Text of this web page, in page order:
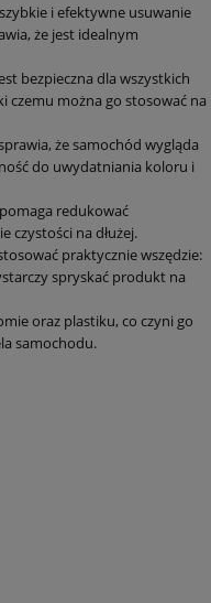
i efektywne usuwanie
że jest idealnym
bezpieczna dla wszystkich
czemu można go stosować na
że samochód wygląda
do uwydatniania koloru i
redukować
czystości na dłużej.
praktycznie wszędzie:
spryskać produkt na
oraz plastiku, co czyni go
samochodu.